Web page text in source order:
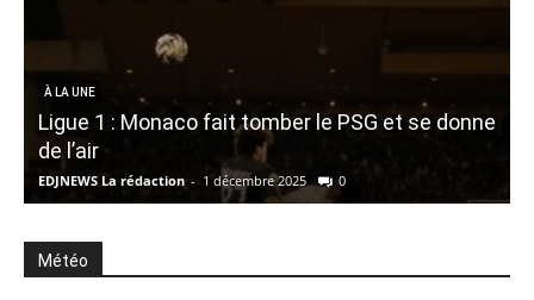
À LA UNE
Ligue 1 : Monaco fait tomber le PSG et se donne
de l’air
EDJNEWS La rédaction - 1 décembre 2025 0
Météo